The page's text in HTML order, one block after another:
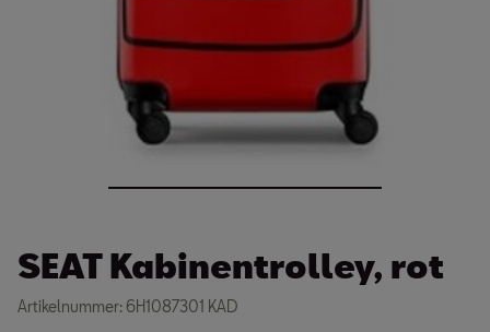
SEAT Kabinentrolley, rot
Artikelnummer: 6H1087301 KAD